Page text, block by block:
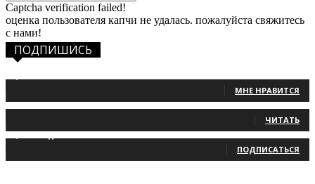
Captcha verification failed!
оценка пользователя капчи не удалась. пожалуйста свяжитесь
с нами!
ПОДПИШИСЬ
МНЕ НРАВИТСЯ
ЧИТАТЬ
ПОДПИСАТЬСЯ